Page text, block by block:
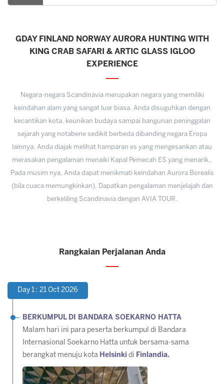
GDAY FINLAND NORWAY AURORA HUNTING WITH
KING CRAB SAFARI & ARTIC GLASS IGLOO
EXPERIENCE
Negara-negara Scandinavia merupakan negara yang memiliki
keindahan alam yang sangat luar biasa. Anda disuguhkan dengan
kecantikan kota, keunikan budaya sampai bangunan peninggalan
sejarah yang notabene sedikit berbeda dibanding negara Eropa
lainnya. Anda diajak melihat hamparan es yang mengesankan atau
merasakan pengalaman menaiki Kapal Pemecah ES yang menarik,.
Pada musim nya, Anda dapat menikmati keindahan Aurora Borealis
(bila cuaca memungkinkan), Dapatkan pengalaman menjelajah dan
berkeliling Scandinavia dengan AVIA TOUR.
Rangkaian Perjalanan Anda
Day 1 : 21 Oct 2026
BERKUMPUL DI BANDARA SOEKARNO HATTA
Malam hari ini para peserta berkumpul di Bandara
Internasional Soekarno Hatta untuk bersama-sama
berangkat menuju kota Helsinki di Finlandia.